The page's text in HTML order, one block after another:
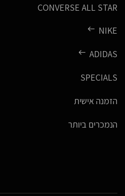
CONVERSE ALL STAR
NIKE
ADIDAS
SPECIALS
הזמנה אישית
הנמכרים ביותר